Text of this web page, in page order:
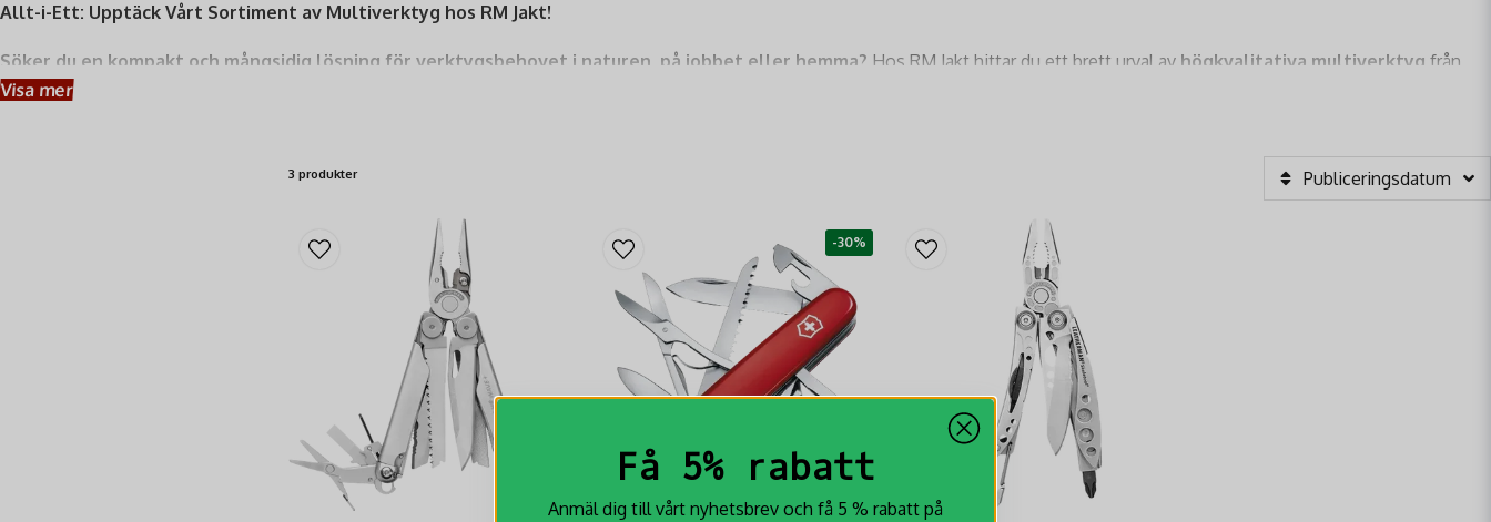
Allt-i-Ett: Upptäck Vårt Sortiment av Multiverktyg hos RM Jakt!
Söker du en kompakt och mångsidig lösning för verktygsbehovet i naturen, på jobbet eller hemma? Hos RM Jakt hittar du ett brett urval av högkvalitativa multiverktyg från
kända varumärken som
Visa mer
3 produkter Publiceringsdatum
-30%
Få 5% rabatt
Anmäl dig till vårt nyhetsbrev och få 5 % rabatt på